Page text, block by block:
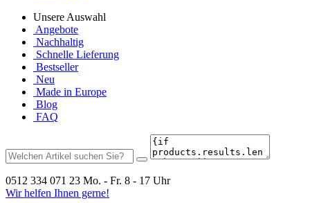
Unsere Auswahl
Angebote
Nachhaltig
Schnelle Lieferung
Bestseller
Neu
Made in Europe
Blog
FAQ
0512 334 071 23 Mo. - Fr. 8 - 17 Uhr
Wir helfen Ihnen gerne!